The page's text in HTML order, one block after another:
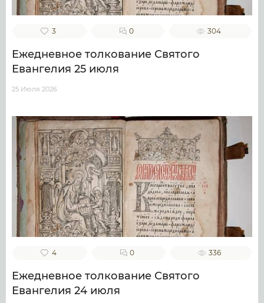
3 0 304
Ежедневное толкование Святого
Евангелия 25 июля
25 Июля 2026
4 0 336
Ежедневное толкование Святого
Евангелия 24 июля